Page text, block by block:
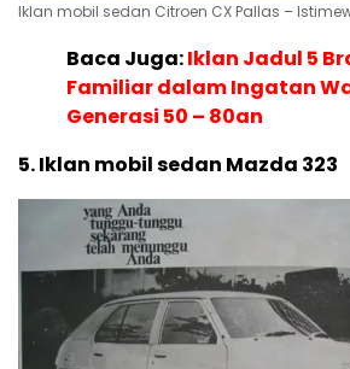
Iklan mobil sedan Citroen CX Pallas –
Baca Juga:Iklan Jadul 5
Familiar dalam Ingatan
Generasi 50 – 80an
5. Iklan mobil sedan Mazda 323